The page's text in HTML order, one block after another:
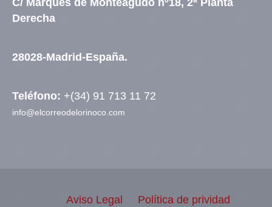
C/ Marqués de Monteagudo nº18, 2ª Planta
Derecha
28028-Madrid-España.
Teléfono: +(34) 91 713 11 72
info@elcorreodelorinoco.com
Aviso Legal
Política de prividad